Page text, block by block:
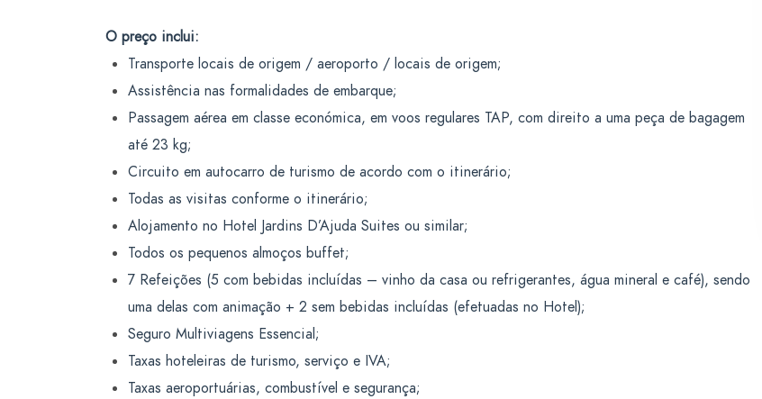
O preço inclui:
Transporte locais de origem / aeroporto / locais de origem;
Assistência nas formalidades de embarque;
Passagem aérea em classe económica, em voos regulares TAP, com direito a uma peça de bagagem
até 23 kg;
Circuito em autocarro de turismo de acordo com o itinerário;
Todas as visitas conforme o itinerário;
Alojamento no Hotel Jardins D’Ajuda Suites ou similar;
Todos os pequenos almoços buffet;
7 Refeições (5 com bebidas incluídas – vinho da casa ou refrigerantes, água mineral e café), sendo
uma delas com animação + 2 sem bebidas incluídas (efetuadas no Hotel);
Seguro Multiviagens Essencial;
Taxas hoteleiras de turismo, serviço e IVA;
Taxas aeroportuárias, combustível e segurança;